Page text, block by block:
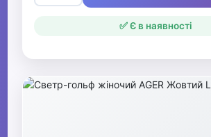
✅ Є в наявності